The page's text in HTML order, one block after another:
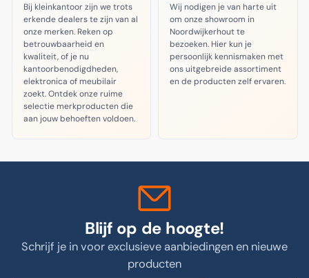
Bij kleinkantoor zijn we trots
erkende dealers te zijn van al
onze merken. Reken op
betrouwbaarheid en
kwaliteit, of je nu
kantoorbenodigdheden,
elektronica of meubilair
zoekt. Ontdek onze ruime
selectie merkproducten die
aan jouw behoeften voldoen.
Wij nodigen je van harte uit
om onze showroom in
Noordwijkerhout te
bezoeken. Hier kun je
persoonlijk kennismaken met
ons uitgebreide assortiment
en de producten zelf ervaren.
Blijf op de hoogte!
Schrijf je in voor exclusieve aanbiedingen en nieuwe
producten